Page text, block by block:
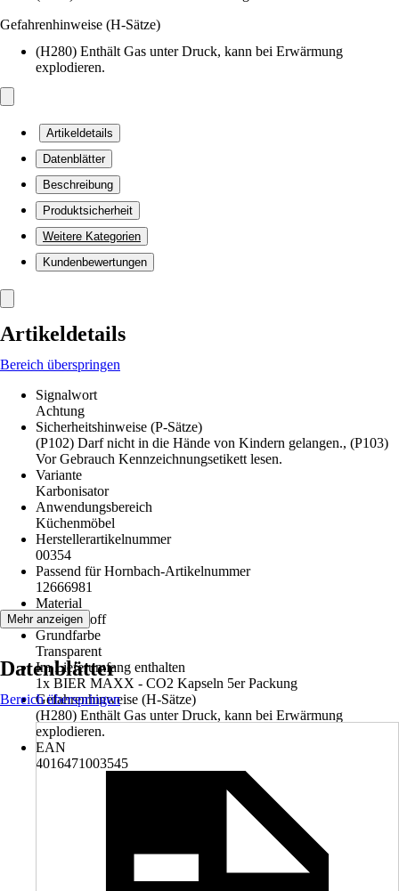
Gefahrenhinweise (H-Sätze)
(H280) Enthält Gas unter Druck, kann bei Erwärmung
explodieren.
Artikeldetails
Datenblätter
Beschreibung
Produktsicherheit
Weitere Kategorien
Kundenbewertungen
Artikeldetails
Bereich überspringen
Signalwort
Achtung
Sicherheitshinweise (P-Sätze)
(P102) Darf nicht in die Hände von Kindern gelangen., (P103)
Vor Gebrauch Kennzeichnungsetikett lesen.
Variante
Karbonisator
Anwendungsbereich
Küchenmöbel
Herstellerartikelnummer
00354
Passend für Hornbach-Artikelnummer
12666981
Material
-, Kunststoff
Grundfarbe
Transparent
Im Lieferumfang enthalten
1x BIER MAXX - CO2 Kapseln 5er Packung
Gefahrenhinweise (H-Sätze)
(H280) Enthält Gas unter Druck, kann bei Erwärmung
explodieren.
EAN
4016471003545
Mehr anzeigen
Datenblätter
Bereich überspringen